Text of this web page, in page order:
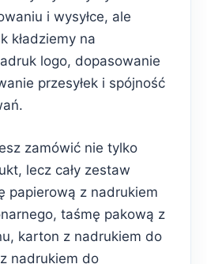
i wysyłce, ale
kładziemy na
logo, dopasowanie
przesyłek i spójność
zamówić nie tylko
lecz cały zestaw
papierową z nadrukiem
taśmę pakową z
karton z nadrukiem do
nadrukiem do